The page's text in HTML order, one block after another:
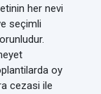
her nevi
seçimli
oy
cezasi ile